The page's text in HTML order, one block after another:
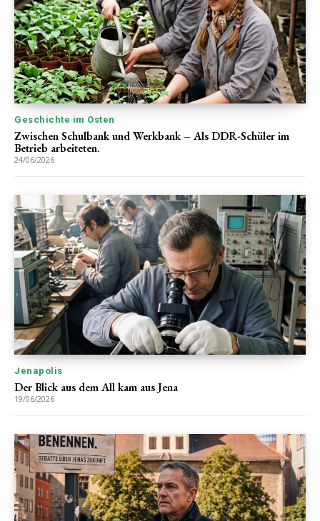
Geschichte im Osten
Zwischen Schulbank und Werkbank – Als DDR-Schüler im
Betrieb arbeiteten.
24/06/2026
Jenapolis
Der Blick aus dem All kam aus Jena
19/06/2026